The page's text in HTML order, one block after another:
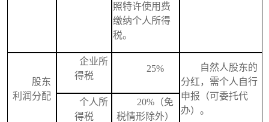
照特许使用费
缴纳个人所得
税。
股东
利润分配
企业所
得税
25%
自然人股东的
分红，需个人自行
申报（可委托代
办）。
个人所
得税
20%（免
税情形除外）